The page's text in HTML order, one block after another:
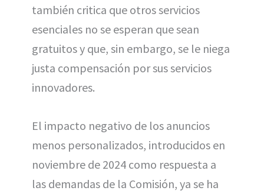
también critica que otros servicios
esenciales no se esperan que sean
gratuitos y que, sin embargo, se le niega
justa compensación por sus servicios
innovadores.
El impacto negativo de los anuncios
menos personalizados, introducidos en
noviembre de 2024 como respuesta a
las demandas de la Comisión, ya se ha